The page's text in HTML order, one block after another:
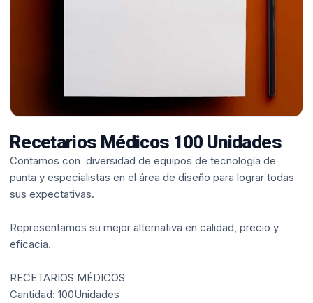
Recetarios Médicos 100 Unidades
Contamos con diversidad de equipos de tecnología de
punta y especialistas en el área de diseño para lograr todas
sus expectativas.
Representamos su mejor alternativa en calidad, precio y
eficacia.
RECETARIOS MÉDICOS
Cantidad: 100Unidades